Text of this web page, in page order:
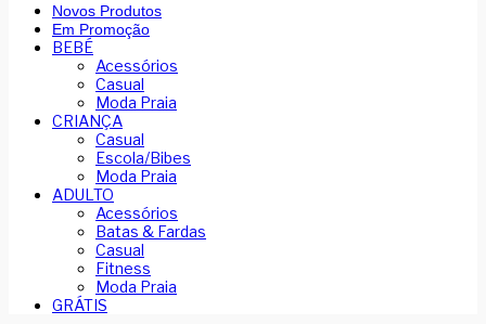
Novos Produtos
Em Promoção
BEBÉ
Acessórios
Casual
Moda Praia
CRIANÇA
Casual
Escola/Bibes
Moda Praia
ADULTO
Acessórios
Batas & Fardas
Casual
Fitness
Moda Praia
GRÁTIS